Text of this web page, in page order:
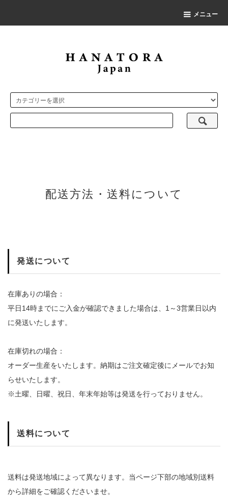
メニュー
配送方法・送料について
発送について
在庫ありの場合：
平日14時までにご入金が確認できました場合は、1～3営業日以内
に発送いたします。
在庫切れの場合：
オーダー生産をいたします。納期はご注文確定後にメールでお知
らせいたします。
※土曜、日曜、祝日、年末年始等は発送を行っておりません。
送料について
送料は発送地域によって異なります。当ページ下部の地域別送料
から詳細をご確認くださいませ。